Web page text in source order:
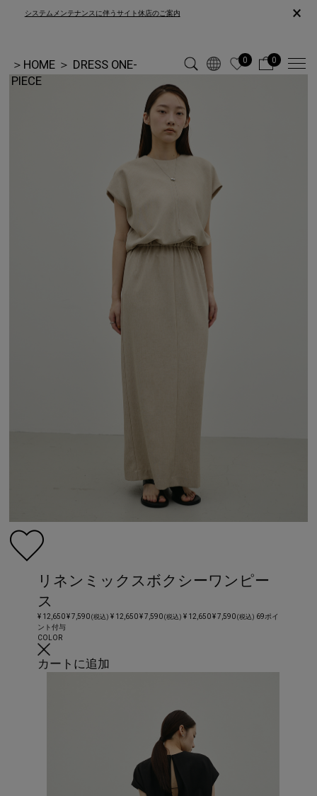
システムメンテナンスに伴うサイト休店のご案内 ×
＞ HOME ＞ DRESS ONE-
PIECE
0 0
リネンミックスボクシーワンピー
ス
¥ 12,650¥ 7,590(税込) ¥ 12,650¥ 7,590(税込) ¥ 12,650¥ 7,590 (税込) 69ポイ
ント付与
COLOR
カートに追加